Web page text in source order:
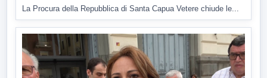
La Procura della Repubblica di Santa Capua Vetere chiude le...